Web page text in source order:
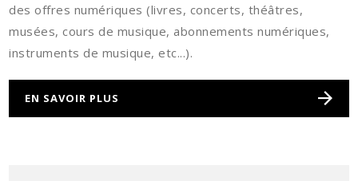
des offres numériques (livres, concerts, théâtres,
musées, cours de musique, abonnements numériques,
instruments de musique, etc...).
EN SAVOIR PLUS